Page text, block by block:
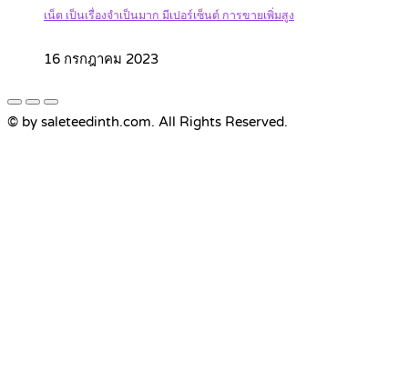
เน็ต เป็นเรื่องจำเป็นมาก มีเปอร์เซ็นต์ การขายเพิ่มสูง
16 กรกฎาคม 2023
© by saleteedinth.com. All Rights Reserved.